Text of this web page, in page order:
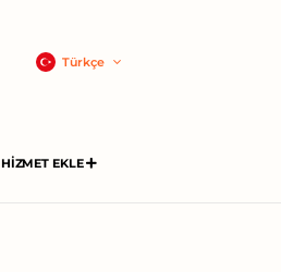
Türkçe
HIZMET EKLE